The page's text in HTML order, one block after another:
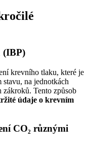
(IBP)
krevního tlaku, které je
na jednotkách
Tento způsob
údaje o krevním
CO₂ různými